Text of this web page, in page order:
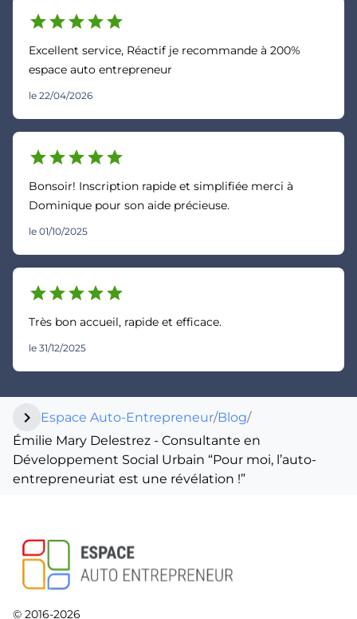
starstarstarstarstar
Excellent service, Réactif je recommande à 200%
espace auto entrepreneur
le 22/04/2026
starstarstarstarstar
Bonsoir! Inscription rapide et simplifiée merci à
Dominique pour son aide précieuse.
le 01/10/2025
starstarstarstarstar
Très bon accueil, rapide et efficace.
le 31/12/2025
chevron_right Espace Auto-Entrepreneur/Blog/
Émilie Mary Delestrez - Consultante en
Développement Social Urbain “Pour moi, l’auto-
entrepreneuriat est une révélation !”
© 2016-2026